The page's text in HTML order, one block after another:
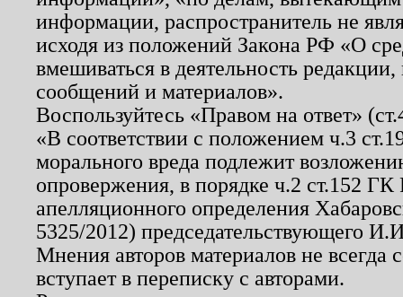
информации, распространитель не
исходя из положений Закона РФ «О
вмешиваться в деятельность
сообщений и материалов».
Воспользуйтесь «Правом на ответ»
«В соответствии с положением ч.3
морального вреда подлежит
опровержения, в порядке ч.2 ст.152
апелляционного определения
5325/2012) председательствующего
Мнения авторов материалов не
вступает в переписку с авторами.